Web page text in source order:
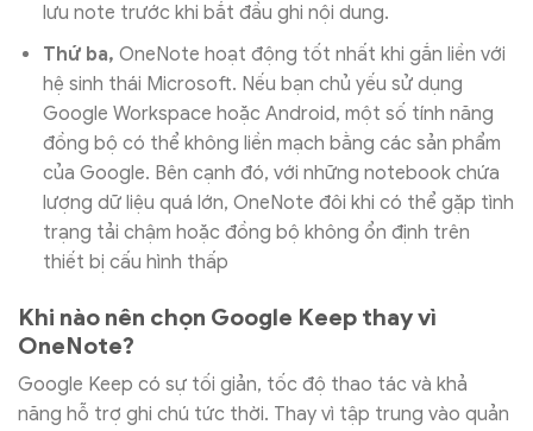
lưu note trước khi bắt đầu ghi nội dung.
Thứ ba, OneNote hoạt động tốt nhất khi gắn liền với
hệ sinh thái Microsoft. Nếu bạn chủ yếu sử dụng
Google Workspace hoặc Android, một số tính năng
đồng bộ có thể không liền mạch bằng các sản phẩm
của Google. Bên cạnh đó, với những notebook chứa
lượng dữ liệu quá lớn, OneNote đôi khi có thể gặp tình
trạng tải chậm hoặc đồng bộ không ổn định trên
thiết bị cấu hình thấp
Khi nào nên chọn Google Keep thay vì
OneNote?
Google Keep có sự tối giản, tốc độ thao tác và khả
năng hỗ trợ ghi chú tức thời. Thay vì tập trung vào quản